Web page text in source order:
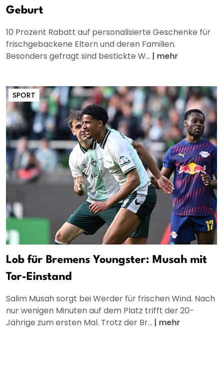
Geburt
10 Prozent Rabatt auf personalisierte Geschenke für
frischgebackene Eltern und deren Familien.
Besonders gefragt sind bestickte W... | mehr
SPORT
Lob für Bremens Youngster: Musah mit
Tor-Einstand
Salim Musah sorgt bei Werder für frischen Wind. Nach
nur wenigen Minuten auf dem Platz trifft der 20-
Jährige zum ersten Mal. Trotz der Br... | mehr